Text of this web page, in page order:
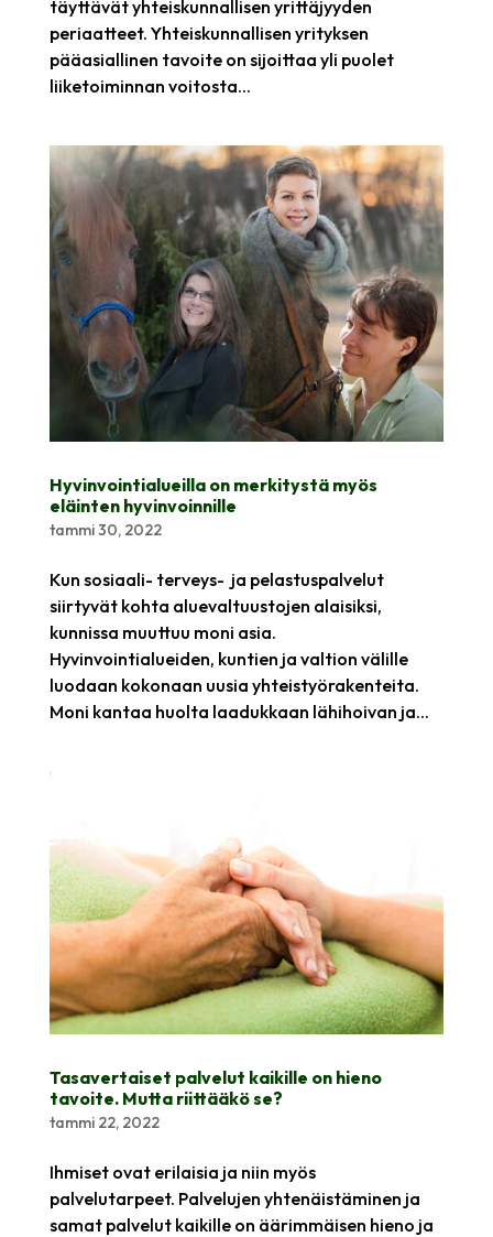
täyttävät yhteiskunnallisen yrittäjyyden
periaatteet. Yhteiskunnallisen yrityksen
pääasiallinen tavoite on sijoittaa yli puolet
liiketoiminnan voitosta...
Hyvinvointialueilla on merkitystä myös
eläinten hyvinvoinnille
tammi 30, 2022
Kun sosiaali- terveys- ja pelastuspalvelut
siirtyvät kohta aluevaltuustojen alaisiksi,
kunnissa muuttuu moni asia.
Hyvinvointialueiden, kuntien ja valtion välille
luodaan kokonaan uusia yhteistyörakenteita.
Moni kantaa huolta laadukkaan lähihoivan ja...
Tasavertaiset palvelut kaikille on hieno
tavoite. Mutta riittääkö se?
tammi 22, 2022
Ihmiset ovat erilaisia ja niin myös
palvelutarpeet. Palvelujen yhtenäistäminen ja
samat palvelut kaikille on äärimmäisen hieno ja